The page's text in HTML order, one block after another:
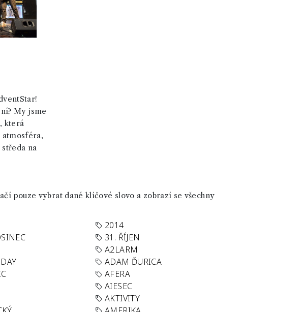
My jsme
která
atmosféra,
na
pouze vybrat dané klíčové slovo a zobrazí se všechny
2014
31. ŘÍJEN
A2LARM
ADAM ĎURICA
AFERA
AIESEC
AKTIVITY